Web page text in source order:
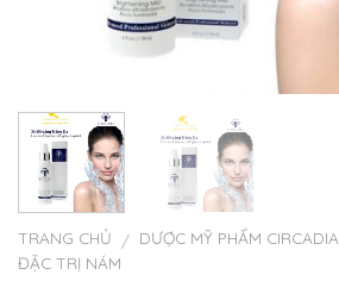
TRANG CHỦ / DƯỢC MỸ PHẨM CIRCADIA
ĐẶC TRỊ NÁM